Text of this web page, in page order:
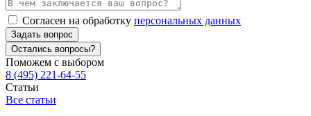
Согласен на обработку персональных данных
Задать вопрос
Остались вопросы?
Поможем с выбором
8 (495) 221-64-55
Статьи
Все статьи